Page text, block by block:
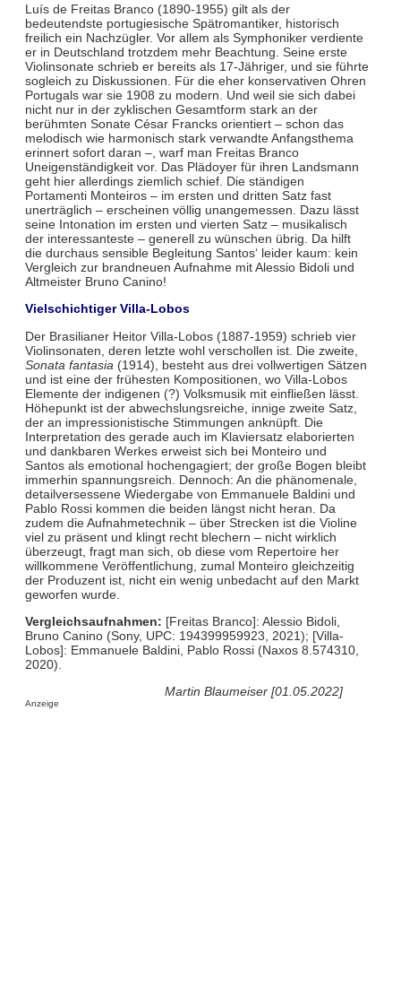
Luís de Freitas Branco (1890-1955) gilt als der
bedeutendste portugiesische Spätromantiker, historisch
freilich ein Nachzügler. Vor allem als Symphoniker verdiente
er in Deutschland trotzdem mehr Beachtung. Seine erste
Violinsonate schrieb er bereits als 17-Jähriger, und sie führte
sogleich zu Diskussionen. Für die eher konservativen Ohren
Portugals war sie 1908 zu modern. Und weil sie sich dabei
nicht nur in der zyklischen Gesamtform stark an der
berühmten Sonate César Francks orientiert – schon das
melodisch wie harmonisch stark verwandte Anfangsthema
erinnert sofort daran –, warf man Freitas Branco
Uneigenständigkeit vor. Das Plädoyer für ihren Landsmann
geht hier allerdings ziemlich schief. Die ständigen
Portamenti Monteiros – im ersten und dritten Satz fast
unerträglich – erscheinen völlig unangemessen. Dazu lässt
seine Intonation im ersten und vierten Satz – musikalisch
der interessanteste – generell zu wünschen übrig. Da hilft
die durchaus sensible Begleitung Santos‘ leider kaum: kein
Vergleich zur brandneuen Aufnahme mit Alessio Bidoli und
Altmeister Bruno Canino!
Vielschichtiger Villa-Lobos
Der Brasilianer Heitor Villa-Lobos (1887-1959) schrieb vier
Violinsonaten, deren letzte wohl verschollen ist. Die zweite,
Sonata fantasia (1914), besteht aus drei vollwertigen Sätzen
und ist eine der frühesten Kompositionen, wo Villa-Lobos
Elemente der indigenen (?) Volksmusik mit einfließen lässt.
Höhepunkt ist der abwechslungsreiche, innige zweite Satz,
der an impressionistische Stimmungen anknüpft. Die
Interpretation des gerade auch im Klaviersatz elaborierten
und dankbaren Werkes erweist sich bei Monteiro und
Santos als emotional hochengagiert; der große Bogen bleibt
immerhin spannungsreich. Dennoch: An die phänomenale,
detailversessene Wiedergabe von Emmanuele Baldini und
Pablo Rossi kommen die beiden längst nicht heran. Da
zudem die Aufnahmetechnik – über Strecken ist die Violine
viel zu präsent und klingt recht blechern – nicht wirklich
überzeugt, fragt man sich, ob diese vom Repertoire her
willkommene Veröffentlichung, zumal Monteiro gleichzeitig
der Produzent ist, nicht ein wenig unbedacht auf den Markt
geworfen wurde.
Vergleichsaufnahmen: [Freitas Branco]: Alessio Bidoli,
Bruno Canino (Sony, UPC: 194399959923, 2021); [Villa-
Lobos]: Emmanuele Baldini, Pablo Rossi (Naxos 8.574310,
2020).
Martin Blaumeiser [01.05.2022]
Anzeige